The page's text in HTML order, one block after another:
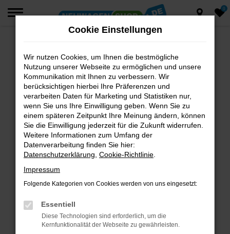
Zum
0
Fehler: Network Error
Beim Laden ist ein Fehler aufgetreten.
Hier sind ein paar Tipps, die dir helfen können:
Überprüfe deine Firewall und deine
Internetverbindung.
Laden andere Webseiten, zum Beispiel deine
Suchmaschine?
Prüfe deine Browsererweiterungen.
Manche Erweiterungen, wie Werbeblocker,
können das Laden bestimmter Seiten
anderen Browser oder in einem privaten
Fenster?
Starte dein Gerät neu.
Cookie Einstellungen
Wir nutzen Cookies, um Ihnen die bestmögliche
Nutzung unserer Webseite zu ermöglichen und unsere
Kommunikation mit Ihnen zu verbessern. Wir
berücksichtigen hierbei Ihre Präferenzen und
verarbeiten Daten für Marketing und Statistiken nur,
wenn Sie uns Ihre Einwilligung geben. Wenn Sie zu
einem späteren Zeitpunkt Ihre Meinung ändern, können
Sie die Einwilligung jederzeit für die Zukunft widerrufen.
Weitere Informationen zum Umfang der
Datenverarbeitung finden Sie hier:
Datenschutzerklärung Cookie-Richtlinie
Impressum
Folgende Kategorien von Cookies werden von uns eingesetzt:
Essentiell
Diese Technologien sind erforderlich, um die
Kernfunktionalität der Webseite zu gewährleisten.